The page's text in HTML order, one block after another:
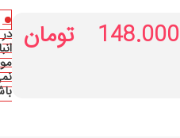
148.000 تومان در